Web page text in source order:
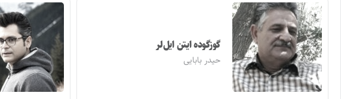
گوزگوده ایتن ایل‌لر
حیدر بابایی